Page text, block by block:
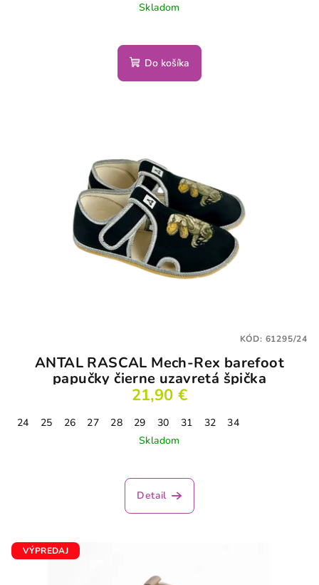
Skladom
Do košíka
ANTAL RASCAL Mech-Rex barefoot
papučky čierne uzavretá špička
21,90 €
24 25 26 27 28 29 30 31 32
34
Skladom
Detail
KÓD: 61295/24
VÝPREDAJ